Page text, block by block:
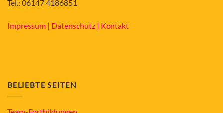
Tel.: 06147 4186851
Impressum | Datenschutz | Kontakt
BELIEBTE SEITEN